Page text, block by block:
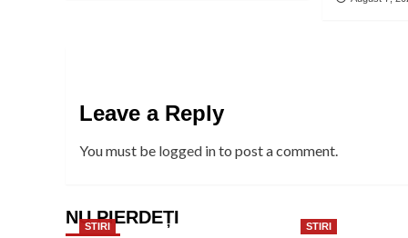
Leave a Reply
You must be logged into post a comment.
NU PIERDEȚI
STIRI STIRI